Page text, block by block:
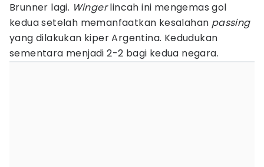
Brunner lagi. Wingerlincah ini mengemas gol
kedua setelah memanfaatkan kesalahan passing
yang dilakukan kiper Argentina. Kedudukan
sementara menjadi 2-2 bagi kedua negara.